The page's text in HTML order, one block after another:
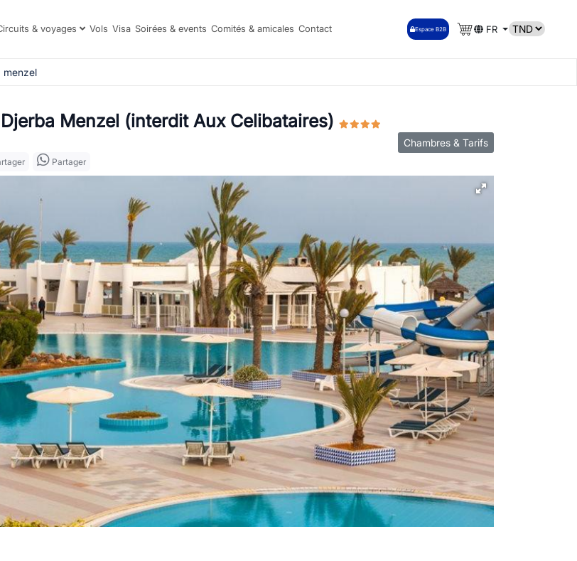
& voyages Vols Visa Soirées & events Comités & amicales Contact Espace B2B FR
menzel
Menzel (interdit Aux Celibataires)
Partager
Chambres & Tarifs